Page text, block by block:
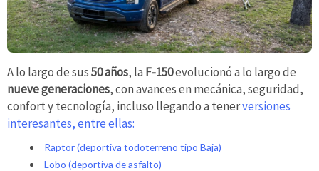
A lo largo de sus50 años, la F-150evolucionó a lo largo de
nueve generaciones, con avances en mecánica, seguridad,
confort y tecnología, incluso llegando a tenerversiones
interesantes, entre ellas:
Raptor (deportiva todoterreno tipo Baja)
Lobo (deportiva de asfalto)